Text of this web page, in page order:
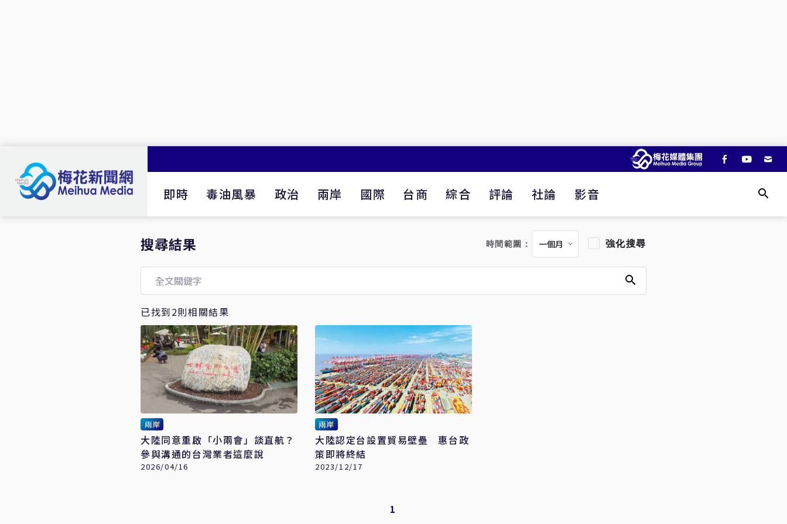
即時 毒油風暴 政治 兩岸 國際 台商 綜合 評論 社論 影音
搜尋結果 時間範圍： 強化搜尋
已找到2則相關結果
兩岸
大陸同意重啟「小兩會」談直航？
參與溝通的台灣業者這麼說
2026/04/16
兩岸
大陸認定台設置貿易壁壘 惠台政
策即將終結
2023/12/17
1